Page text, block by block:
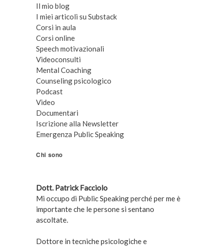
Il mio blog
I miei articoli su Substack
Corsi in aula
Corsi online
Speech motivazionali
Videoconsulti
Mental Coaching
Counseling psicologico
Podcast
Video
Documentari
Iscrizione alla Newsletter
Emergenza Public Speaking
Chi sono
Dott. Patrick Facciolo
Mi occupo di Public Speaking perché per me è
importante che le persone si sentano
ascoltate.
Dottore in tecniche psicologiche e